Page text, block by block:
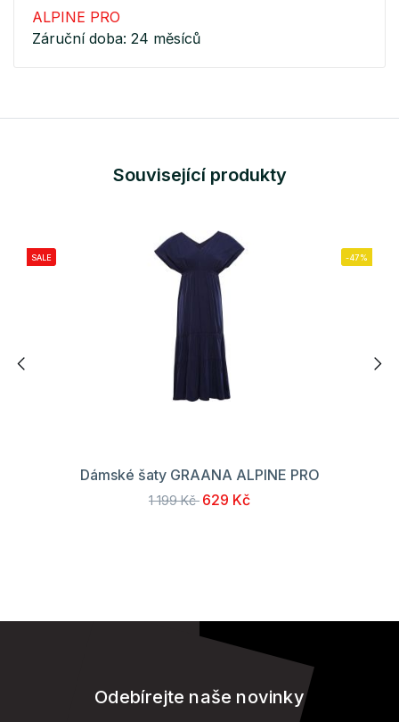
ALPINE PRO
Záruční doba: 24 měsíců
Související produkty
SALE -47%
Dámské šaty GRAANA ALPINE PRO
1 199 Kč 629 Kč
Odebírejte naše novinky